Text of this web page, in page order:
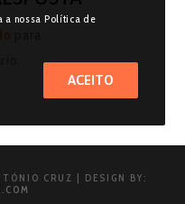
CRUZ | DESIGN BY:
a nossa Política de
ACEITO